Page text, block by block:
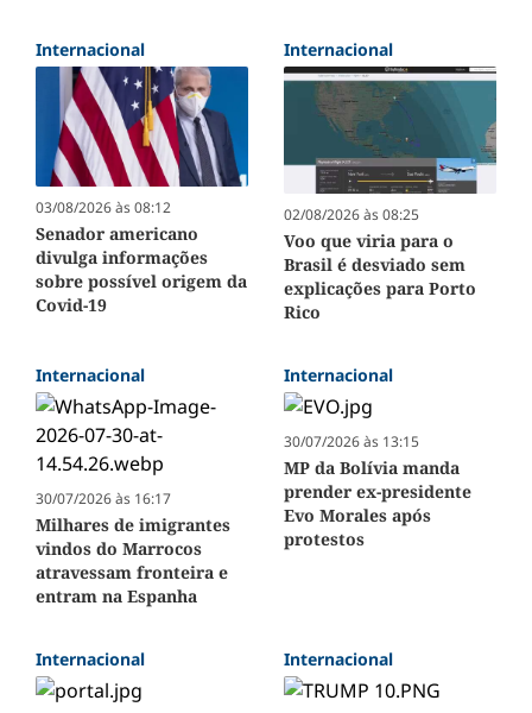
Internacional
03/08/2026 às 08:12
Senador americano
divulga informações
sobre possível origem da
Covid-19
Internacional
02/08/2026 às 08:25
Voo que viria para o
Brasil é desviado sem
explicações para Porto
Rico
Internacional
30/07/2026 às 16:17
Milhares de imigrantes
vindos do Marrocos
atravessam fronteira e
entram na Espanha
Internacional
30/07/2026 às 13:15
MP da Bolívia manda
prender ex-presidente
Evo Morales após
protestos
Internacional Internacional